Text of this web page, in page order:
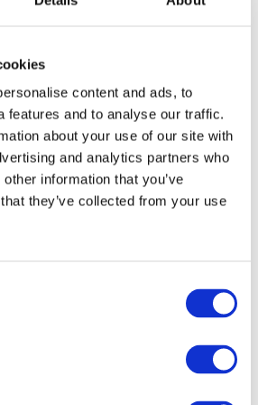
content and ads, to
features and to analyse our traffic.
about your use of our site with
and analytics partners who
information that you’ve
they’ve collected from your use
en edificio gestionado
coliving:900 € / mes
gas, WiFi):Incluidos
Incluido
Incluido
2.700 €(más fianza).
tradicional
oficina:
\~250 € (Silla ergonómica,
2.455 €
(más fianza y